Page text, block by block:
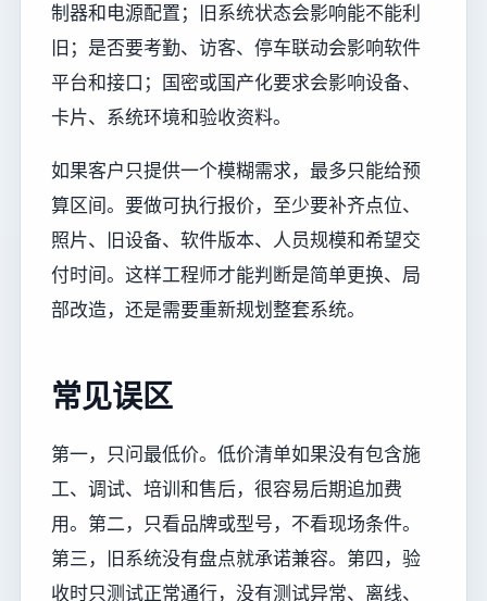
制器和电源配置；旧系统状态会影响能不能利
旧；是否要考勤、访客、停车联动会影响软件
平台和接口；国密或国产化要求会影响设备、
卡片、系统环境和验收资料。
如果客户只提供一个模糊需求，最多只能给预
算区间。要做可执行报价，至少要补齐点位、
照片、旧设备、软件版本、人员规模和希望交
付时间。这样工程师才能判断是简单更换、局
部改造，还是需要重新规划整套系统。
常见误区
第一，只问最低价。低价清单如果没有包含施
工、调试、培训和售后，很容易后期追加费
用。第二，只看品牌或型号，不看现场条件。
第三，旧系统没有盘点就承诺兼容。第四，验
收时只测试正常通行，没有测试异常、离线、